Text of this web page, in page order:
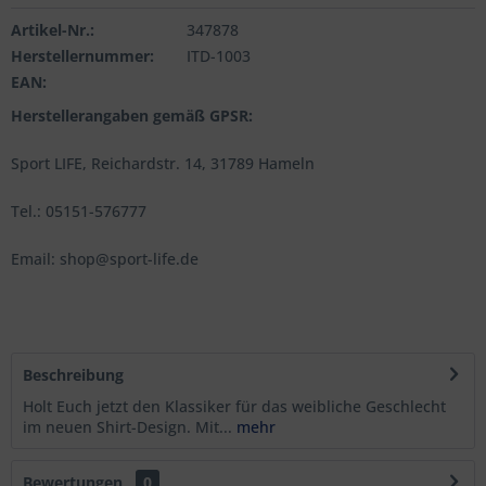
Artikel-Nr.:
347878
Herstellernummer:
ITD-1003
EAN:
Herstellerangaben gemäß GPSR:
Sport LIFE, Reichardstr. 14, 31789 Hameln
Tel.: 05151-576777
Email: shop@sport-life.de
Beschreibung
Holt Euch jetzt den Klassiker für das weibliche Geschlecht
im neuen Shirt-Design. Mit... mehr